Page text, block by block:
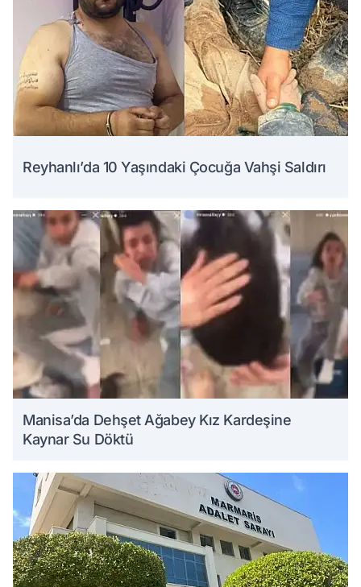
Reyhanlı’da 10 Yaşındaki Çocuğa Vahşi Saldırı
Manisa’da Dehşet Ağabey Kız Kardeşine
Kaynar Su Döktü